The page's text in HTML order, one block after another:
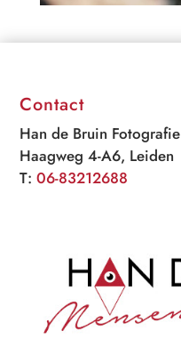
Contact
Han de Bruin Fotografie
Haagweg 4-A6, Leiden
T:06-83212688